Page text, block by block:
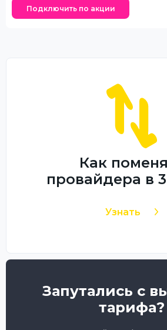
Подключить по акции
Как
провайдера в
Узнать
Запутались с
тарифа?